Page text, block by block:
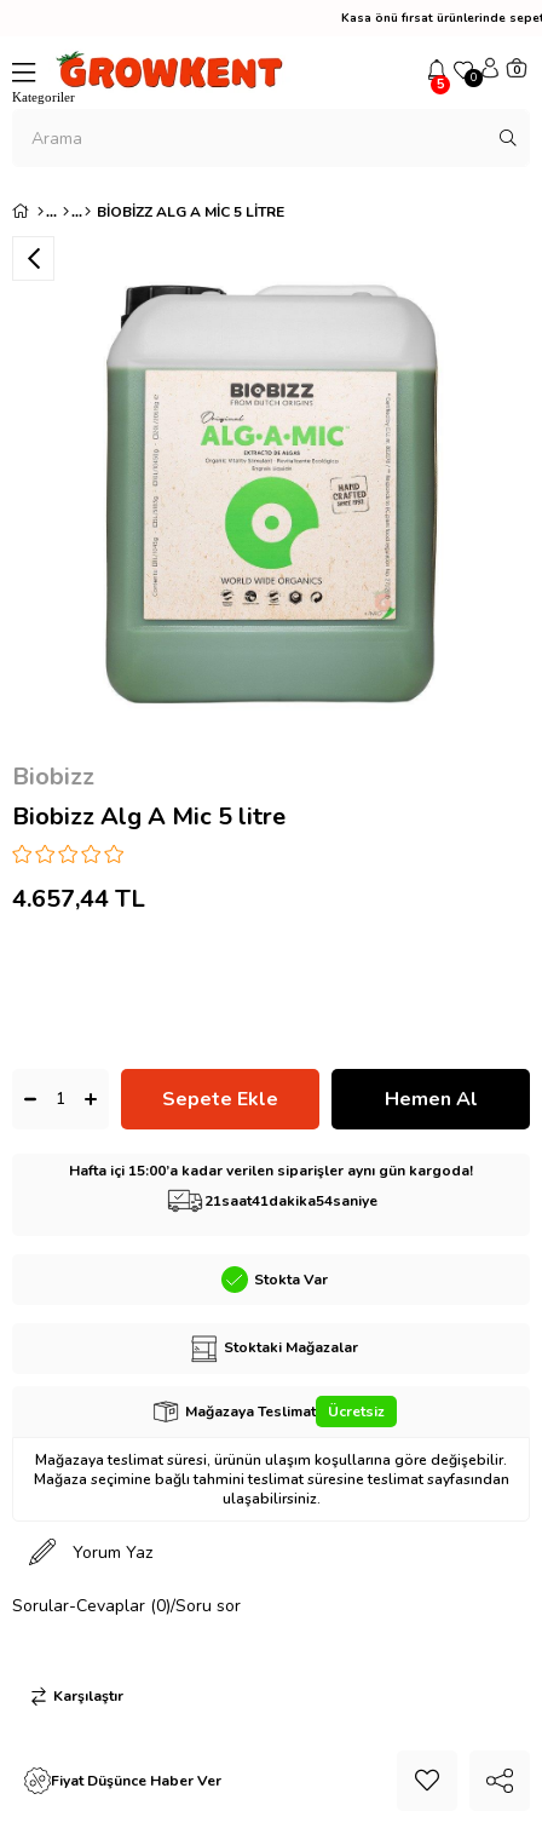
Kasa önü fırsat ürünlerinde
5 0 0
BIOBIZZ ALG A MIC 5 LITRE
Biobizz
Biobizz Alg A Mic 5 litre
4.657,44 TL
Hafta içi 15:00’a kadar verilen siparişler aynı gün kargoda!
21saat41dakika53saniye
Stokta Var
Stoktaki Mağazalar
Mağazaya Teslimat Ücretsiz
Mağazaya teslimat süresi, ürünün ulaşım koşullarına göre değişebilir.
Mağaza seçimine bağlı tahmini teslimat süresine teslimat sayfasından
ulaşabilirsiniz.
Yorum Yaz
Sorular-Cevaplar (0)/Soru sor
Karşılaştır
Fiyat Düşünce Haber Ver